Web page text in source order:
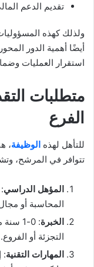
تقديم الدعم
ولذلك كهذه
أيضًا أهمية الدور
استقرار العمليات
متطلبات
الفرع
للتأهل لهذه الوظيفة،
تتوافر في المرشح،
المؤهل الدراسي
المحاسبة أو
الخبرة
: 0-1
التجزئة أو الفروع.
المهارات التقنية: